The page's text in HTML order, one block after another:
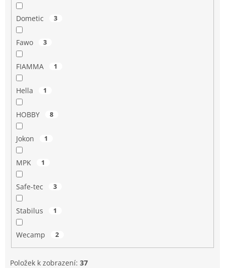
Dometic 3
Fawo 3
FIAMMA 1
Hella 1
HOBBY 8
Jokon 1
MPK 1
Safe-tec 3
Stabilus 1
Wecamp 2
Položek k zobrazení: 37